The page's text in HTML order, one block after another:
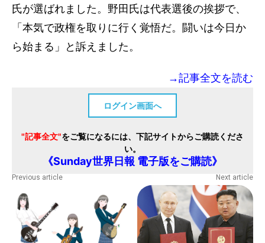
氏が選ばれました。野田氏は代表選後の挨拶で、
「本気で政権を取りに行く覚悟だ。闘いは今日か
ら始まる」と訴えました。
→記事全文を読む
ログイン画面へ
"記事全文"をご覧になるには、下記サイトからご購読くださ
い。
《Sunday世界日報 電子版をご購読》
Previous article Next article